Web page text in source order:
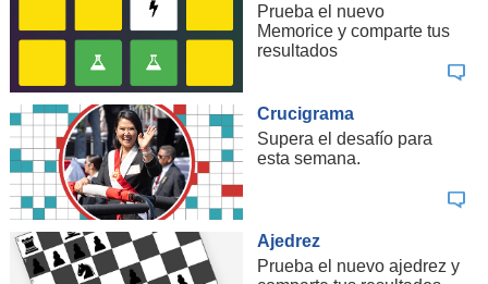
Prueba el nuevo
Memorice y comparte tus
resultados
Crucigrama
Supera el desafío para
esta semana.
Ajedrez
Prueba el nuevo ajedrez y